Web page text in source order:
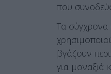
που
Τα σύγχρονα
βγάζουν
για μοναξιά